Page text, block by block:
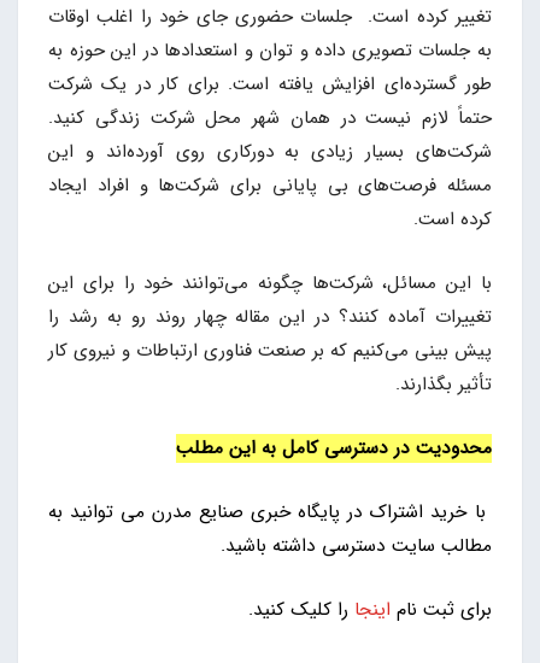
تغییر کرده است. جلسات حضوری جای خود را اغلب اوقات
به جلسات تصویری داده و توان و استعدادها در این حوزه به
طور گسترده‌ای افزایش یافته است. برای کار در یک شرکت
حتماً لازم نیست در همان شهر محل شرکت زندگی کنید.
شرکت‌های بسیار زیادی به دورکاری روی آورده‌اند و این
مسئله فرصت‌های بی پایانی برای شرکت‌ها و افراد ایجاد
کرده است.
با این مسائل، شرکت‌ها چگونه می‌توانند خود را برای این
تغییرات آماده کنند؟ در این مقاله چهار روند رو به رشد را
پیش بینی می‌کنیم که بر صنعت فناوری ارتباطات و نیروی کار
تأثیر بگذارند.
محدودیت در دسترسی کامل به این مطلب
با خرید اشتراک در پایگاه خبری صنایع مدرن می توانید به
مطالب سایت دسترسی داشته باشید.
برای ثبت نام اینجا را کلیک کنید.